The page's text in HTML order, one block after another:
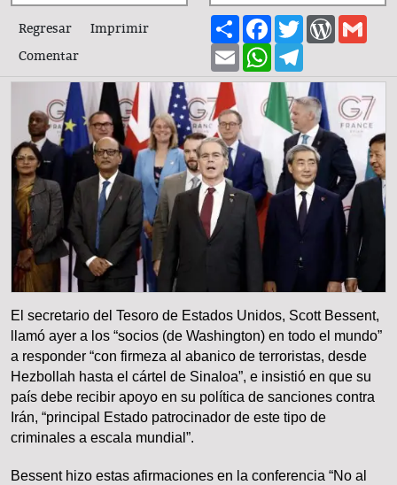
Regresar
Imprimir
Comentar
ShareFacebook
Twitter
EmailWhatsApp
El secretario del Tesoro de Estados Unidos, Scott Bessent,
llamó ayer a los “socios (de Washington) en todo el mundo”
a responder “con firmeza al abanico de terroristas, desde
Hezbollah hasta el cártel de Sinaloa”, e insistió en que su
país debe recibir apoyo en su política de sanciones contra
Irán, “principal Estado patrocinador de este tipo de
criminales a escala mundial”.
Bessent hizo estas afirmaciones en la conferencia “No al